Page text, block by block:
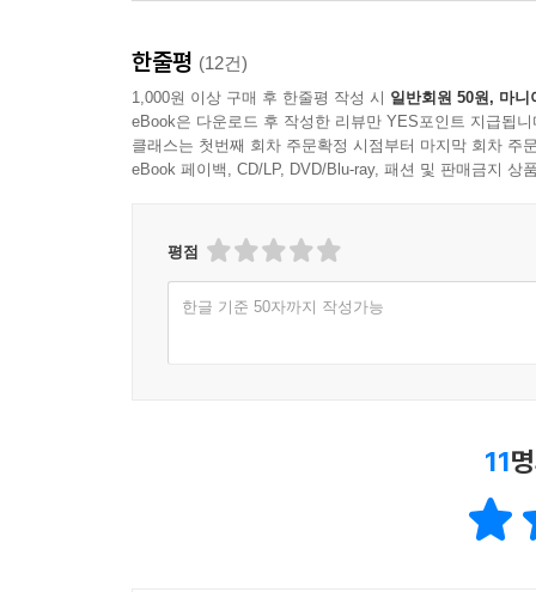
한줄평 (12건)
1,000원 이상 구매 후 한줄평 작성 시 일반회원 50원, 마니
eBook은 다운로드 후 작성한 리뷰만 YES포인트 지급됩니
클래스는 첫번째 회차 주문확정 시점부터 마지막 회차 주
eBook 페이백, CD/LP, DVD/Blu-ray, 패션 및 판매금지 상
평점
한글 기준 50자까지 작성가능
11